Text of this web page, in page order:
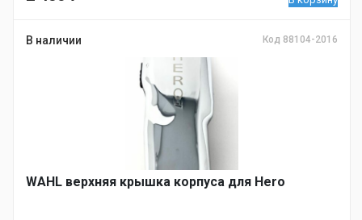
В наличии Код 88104-2016
WAHL верхняя крышка корпуса для Hero